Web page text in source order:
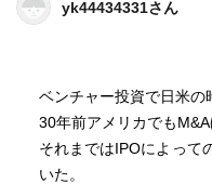
企業を経営するという
テクノロジカル・シン
目の領域
yk44434331さん
ベンチャー投資で日米の
30年前アメリカでもM&A
それまではIPOによって
いた。